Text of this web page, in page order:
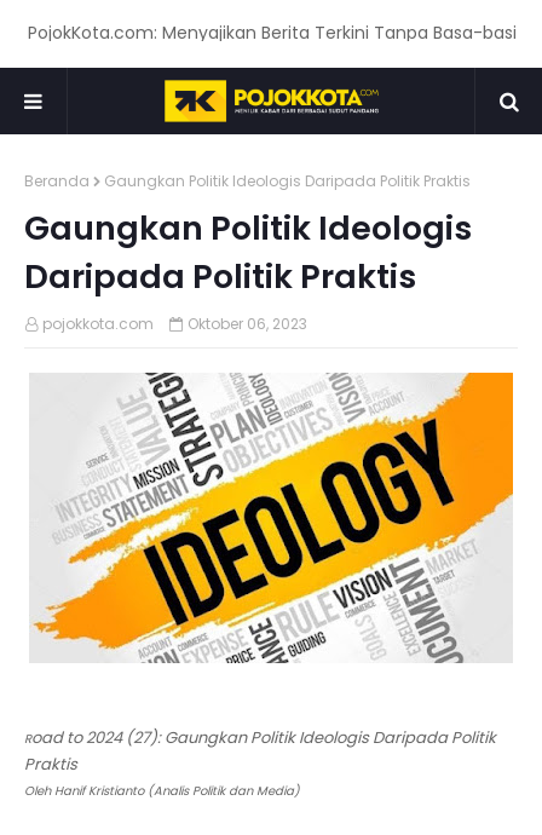
Menyajikan Berita Terkini Tanpa Basa-basi!
Beranda Gaungkan Politik Ideologis Daripada Politik Praktis
Gaungkan Politik Ideologis
Daripada Politik Praktis
pojokkota.com Oktober 06, 2023
Road to 2024 (27): Gaungkan Politik Ideologis Daripada Politik
Praktis
Oleh Hanif Kristianto (Analis Politik dan Media)